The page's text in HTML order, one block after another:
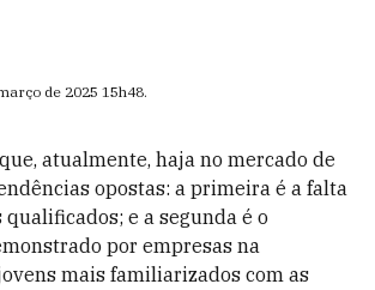
de 2025 15h48.
atualmente, haja no mercado de
opostas: a primeira é a falta
e a segunda é o
por empresas na
mais familiarizados com as